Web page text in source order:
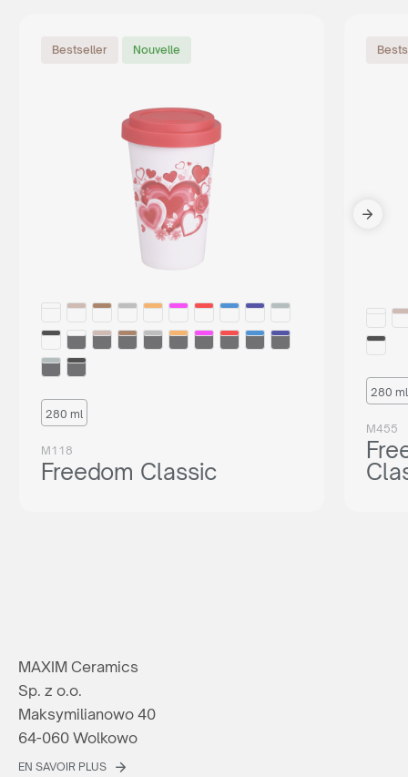
Bestseller Nouvelle
280 ml
M118
Freedom Classic
280 ml
M455
MAXIM Ceramics
Sp. z o.o.
Maksymilianowo 40
64-060 Wolkowo
EN SAVOIR PLUS